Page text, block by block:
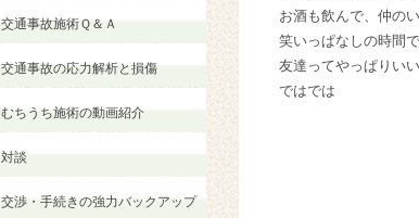
お酒も飲んで、仲の
笑いっぱなしの時間
友達ってやっぱりい
ではでは
交通事故施術Ｑ＆Ａ
交通事故の応力解析と損傷
むちうち施術の動画紹介
対談
交渉・手続きの強力バックアップ